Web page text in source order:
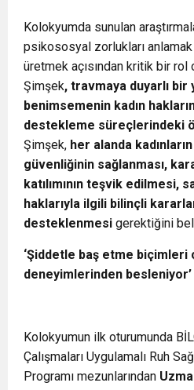
Kolokyumda sunulan
psikososyal zorlukları
üretmek açısından kritik bir rol
Şimşek, travmaya duyarlı bir
benimsemenin kadın
destekleme süreçlerindeki
Şimşek, her alanda
güvenliğinin sağlanması,
katılımının teşvik edilmesi,
haklarıyla ilgili bilinçli
desteklenmesi gerektiğini
‘Şiddetle baş etme biçimleri
deneyimlerinden besleniyor’
Kolokyumun ilk oturumunda
Çalışmaları Uygulamalı Ruh
Programı mezunlarından